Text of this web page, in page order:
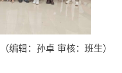
（编辑：孙卓 审核：班生）